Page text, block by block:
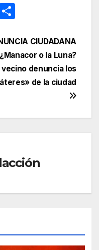
m
p
ar
tir
CIUDADANA
¿Manacor o la Luna?
vecino denuncia los
de la ciudad